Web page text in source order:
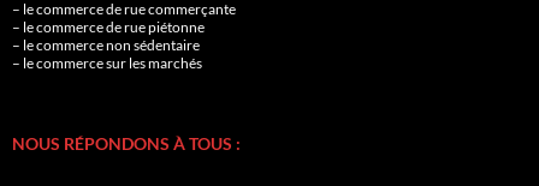
– le commerce de rue commerçante
– le commerce de rue piétonne
– le commerce non sédentaire
– le commerce sur les marchés
NOUS RÉPONDONS À TOUS :